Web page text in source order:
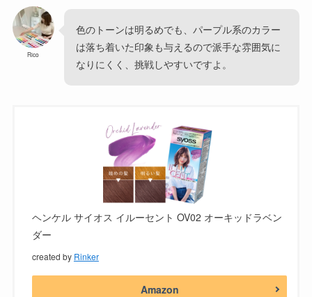
Rico
色のトーンは明るめでも、パープル系のカラー
は落ち着いた印象も与えるので派手な雰囲気に
なりにくく、挑戦しやすいですよ。
ヘンケル サイオス イルーセント OV02 オーキッドラベン
ダー
created by Rinker
Amazon